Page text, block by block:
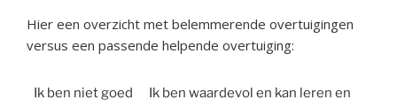
Hier een overzicht met belemmerende overtuigingen
versus een passende helpende overtuiging:
Ik ben niet goed
Ik ben waardevol en kan leren en